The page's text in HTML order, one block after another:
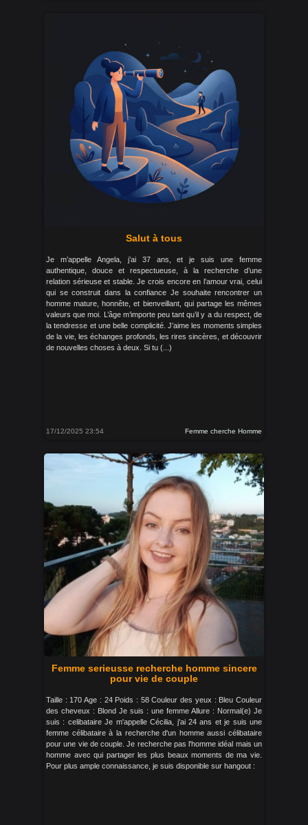
Salut à tous
Je m’appelle Angela, j’ai 37 ans, et je suis une femme
authentique, douce et respectueuse, à la recherche d’une
relation sérieuse et stable. Je crois encore en l’amour vrai, celui
qui se construit dans la confiance Je souhaite rencontrer un
homme mature, honnête, et bienveillant, qui partage les mêmes
valeurs que moi. L’âge m’importe peu tant qu’il y a du respect, de
la tendresse et une belle complicité. J’aime les moments simples
de la vie, les échanges profonds, les rires sincères, et découvrir
de nouvelles choses à deux. Si tu (...)
17/12/2025 23:54 Femme cherche Homme
Femme serieusse recherche homme sincere
pour vie de couple
Taille : 170 Age : 24 Poids : 58 Couleur des yeux : Bleu Couleur
des cheveux : Blond Je suis : une femme Allure : Normal(e) Je
suis : celibataire Je m'appelle Cécilia, j'ai 24 ans et je suis une
femme célibataire à la recherche d'un homme aussi célibataire
pour une vie de couple. Je recherche pas l'homme idéal mais un
homme avec qui partager les plus beaux moments de ma vie.
Pour plus ample connaissance, je suis disponible sur hangout :